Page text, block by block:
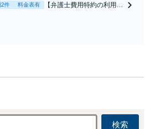
合意してしまう前にご
2件 料金表有
【弁護士費用特約の利用＆
は損をしてしまうかもしれ
検索